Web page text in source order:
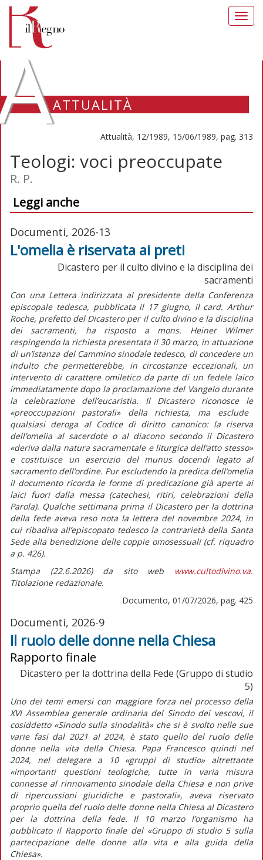
ATTUALITÀ
Attualità, 12/1989, 15/06/1989, pag. 313
Teologi: voci preoccupate
R. P.
Leggi anche
Documenti, 2026-13
L'omelia è riservata ai preti
Dicastero per il culto divino e la disciplina dei
sacramenti
Con una Lettera indirizzata al presidente della Conferenza
episcopale tedesca, pubblicata il 17 giugno, il card. Arthur
Roche, prefetto del Dicastero per il culto divino e la disciplina
dei sacramenti, ha risposto a mons. Heiner Wilmer
respingendo la richiesta presentata il 30 marzo, in attuazione
di un’istanza del Cammino sinodale tedesco, di concedere un
indulto che permetterebbe, in circostanze eccezionali, un
intervento di carattere omiletico da parte di un fedele laico
immediatamente dopo la proclamazione del Vangelo durante
la celebrazione dell’eucaristia. Il Dicastero riconosce le
«preoccupazioni pastorali» della richiesta, ma esclude
qualsiasi deroga al Codice di diritto canonico: la riserva
dell’omelia al sacerdote o al diacono secondo il Dicastero
«deriva dalla natura sacramentale e liturgica dell’atto stesso»
e costituisce un esercizio delmunus docendi legato al
sacramento dell’ordine. Pur escludendo la predica dell’omelia
il documento ricorda le forme di predicazione già aperte ai
laici fuori dalla messa (catechesi, ritiri, celebrazioni della
Parola). Qualche settimana prima il Dicastero per la dottrina
della fede aveva reso nota la lettera del novembre 2024, in
cui ribadiva all’episcopato tedesco la contrarietà della Santa
Sede alla benedizione delle coppie omosessuali (cf. riquadro
a p. 426).
Stampa (22.6.2026) da sito web
www.cultodivino.va.
Titolazione redazionale.
Documento, 01/07/2026, pag. 425
Documenti, 2026-9
Il ruolo delle donne nella Chiesa
Rapporto finale
Dicastero per la dottrina della Fede (Gruppo di studio
5)
Uno dei temi emersi con maggiore forza nel processo della
XVI Assemblea generale ordinaria del Sinodo dei vescovi, il
cosiddetto «Sinodo sulla sinodalità» che si è svolto nelle sue
varie fasi dal 2021 al 2024, è stato quello del ruolo delle
donne nella vita della Chiesa. Papa Francesco quindi nel
2024, nel delegare a 10 «gruppi di studio» altrettante
«importanti questioni teologiche, tutte in varia misura
connesse al rinnovamento sinodale della Chiesa e non prive
di ripercussioni giuridiche e pastorali», aveva riservato
proprio quella del ruolo delle donne nella Chiesa al Dicastero
per la dottrina della fede. Il 10 marzo l’organismo ha
pubblicato il Rapporto finale del «Gruppo di studio 5 sulla
partecipazione delle donne alla vita e alla guida della
Chiesa».